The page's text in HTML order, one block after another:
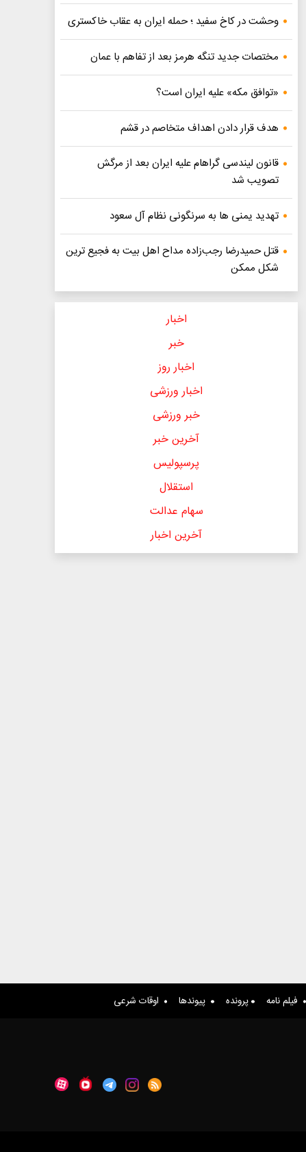
وحشت در کاخ سفید ؛ حمله ایران به عقاب خاکستری
مختصات جدید تنگه هرمز بعد از تفاهم با عمان
«توافق مکه» علیه ایران است؟
هدف قرار دادن اهداف متخاصم در قشم
قانون لیندسی گراهام علیه ایران بعد از مرگش
تصویب شد
تهدید یمنی ها به سرنگونی نظام آل سعود
قتل حمیدرضا رجب‌زاده مداح اهل بیت به فجیع ترین
شکل ممکن
اخبار
خبر
اخبار روز
اخبار ورزشی
خبر ورزشی
آخرین خبر
پرسپولیس
استقلال
سهام عدالت
آخرین اخبار
فیلم نامه پرونده پیوندها اوقات شرعی